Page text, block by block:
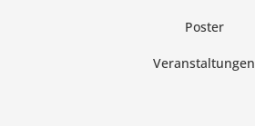
Poster
Veranstaltungen